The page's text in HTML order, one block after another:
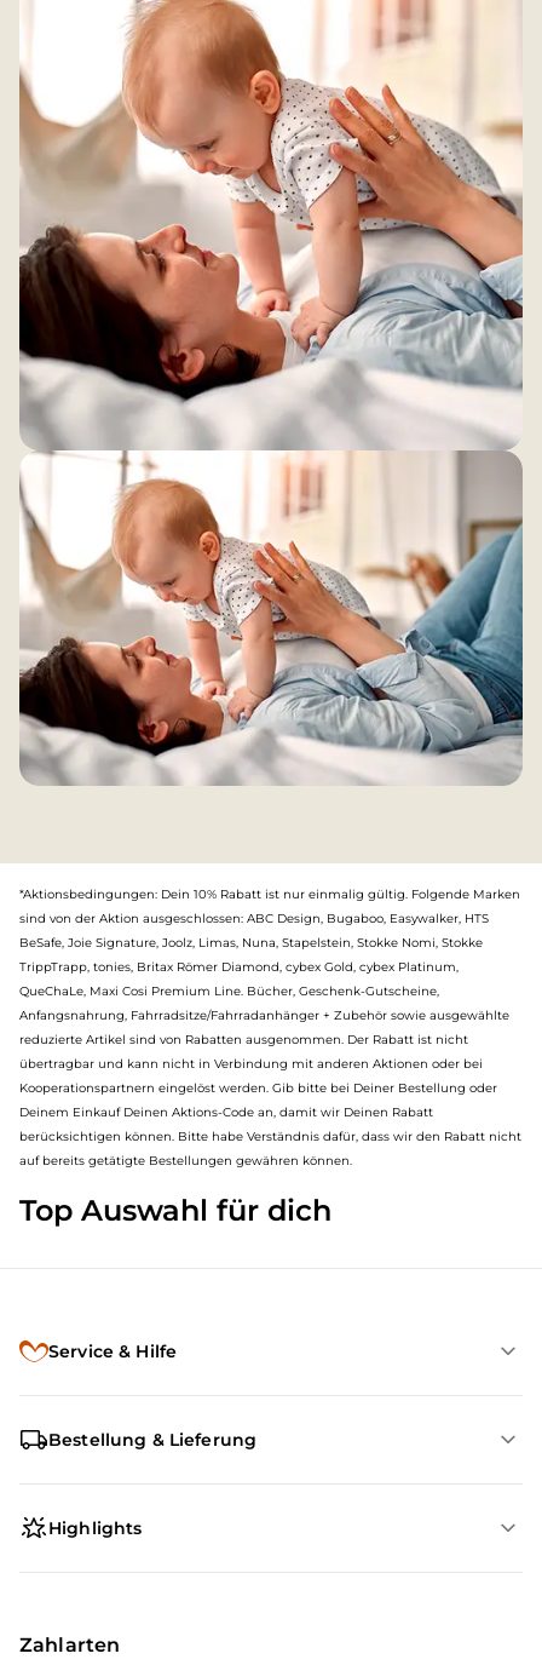
*Aktionsbedingungen: Dein 10% Rabatt ist nur einmalig gültig. Folgende Marken
sind von der Aktion ausgeschlossen: ABC Design, Bugaboo, Easywalker, HTS
BeSafe, Joie Signature, Joolz, Limas, Nuna, Stapelstein, Stokke Nomi, Stokke
TrippTrapp, tonies, Britax Römer Diamond, cybex Gold, cybex Platinum,
QueChaLe, Maxi Cosi Premium Line. Bücher, Geschenk-Gutscheine,
Anfangsnahrung, Fahrradsitze/Fahrradanhänger + Zubehör sowie ausgewählte
reduzierte Artikel sind von Rabatten ausgenommen. Der Rabatt ist nicht
übertragbar und kann nicht in Verbindung mit anderen Aktionen oder bei
Kooperationspartnern eingelöst werden. Gib bitte bei Deiner Bestellung oder
Deinem Einkauf Deinen Aktions-Code an, damit wir Deinen Rabatt
berücksichtigen können. Bitte habe Verständnis dafür, dass wir den Rabatt nicht
auf bereits getätigte Bestellungen gewähren können.
Top Auswahl für dich
Service & Hilfe
Bestellung & Lieferung
Highlights
Zahlarten